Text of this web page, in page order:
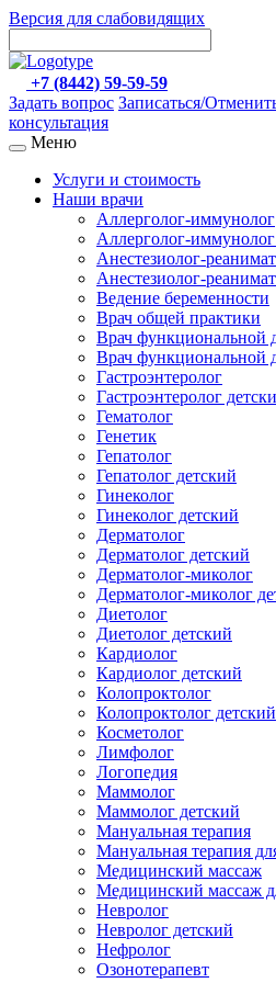
Версия для слабовидящих
+7 (8442) 59-59-59
Задать вопрос Записаться/
консультация
Меню
Услуги и стоимость
Наши врачи
Аллерголог-иммунолог
Аллерголог-
Анестезиолог-
Анестезиолог-
Ведение беременности
Врач общей практики
Врач функциональной
Врач функциональной
Гастроэнтеролог
Гастроэнтеролог
Гематолог
Генетик
Гепатолог
Гепатолог детский
Гинеколог
Гинеколог детский
Дерматолог
Дерматолог детский
Дерматолог-миколог
Дерматолог-миколог
Диетолог
Диетолог детский
Кардиолог
Кардиолог детский
Колопроктолог
Колопроктолог детский
Косметолог
Лимфолог
Логопедия
Маммолог
Маммолог детский
Мануальная терапия
Мануальная терапия
Медицинский массаж
Медицинский массаж
Невролог
Невролог детский
Нефролог
Озонотерапевт